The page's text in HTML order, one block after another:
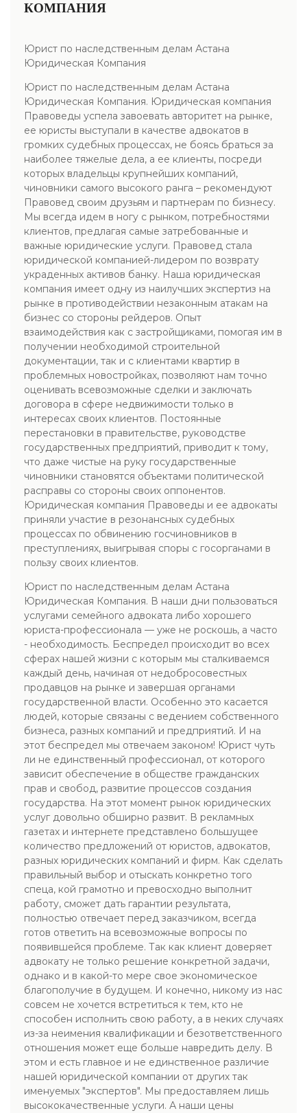
КОМПАНИЯ
Юрист по наследственным делам Астана
Юридическая Компания
Юрист по наследственным делам Астана
Юридическая Компания. Юридическая компания
Правоведы успела завоевать авторитет на рынке,
ее юристы выступали в качестве адвокатов в
громких судебных процессах, не боясь браться за
наиболее тяжелые дела, а ее клиенты, посреди
которых владельцы крупнейших компаний,
чиновники самого высокого ранга – рекомендуют
Правовед своим друзьям и партнерам по бизнесу.
Мы всегда идем в ногу с рынком, потребностями
клиентов, предлагая самые затребованные и
важные юридические услуги. Правовед стала
юридической компанией-лидером по возврату
украденных активов банку. Наша юридическая
компания имеет одну из наилучших экспертиз на
рынке в противодействии незаконным атакам на
бизнес со стороны рейдеров. Опыт
взаимодействия как с застройщиками, помогая им в
получении необходимой строительной
документации, так и с клиентами квартир в
проблемных новостройках, позволяют нам точно
оценивать всевозможные сделки и заключать
договора в сфере недвижимости только в
интересах своих клиентов. Постоянные
перестановки в правительстве, руководстве
государственных предприятий, приводит к тому,
что даже чистые на руку государственные
чиновники становятся объектами политической
расправы со стороны своих оппонентов.
Юридическая компания Правоведы и ее адвокаты
приняли участие в резонансных судебных
процессах по обвинению госчиновников в
преступлениях, выигрывая споры с госорганами в
пользу своих клиентов.
Юрист по наследственным делам Астана
Юридическая Компания. В наши дни пользоваться
услугами семейного адвоката либо хорошего
юриста-профессионала — уже не роскошь, а часто
- необходимость. Беспредел происходит во всех
сферах нашей жизни с которым мы сталкиваемся
каждый день, начиная от недобросовестных
продавцов на рынке и завершая органами
государственной власти. Особенно это касается
людей, которые связаны с ведением собственного
бизнеса, разных компаний и предприятий. И на
этот беспредел мы отвечаем законом! Юрист чуть
ли не единственный профессионал, от которого
зависит обеспечение в обществе гражданских
прав и свобод, развитие процессов создания
государства. На этот момент рынок юридических
услуг довольно обширно развит. В рекламных
газетах и интернете представлено большущее
количество предложений от юристов, адвокатов,
разных юридических компаний и фирм. Как сделать
правильный выбор и отыскать конкретно того
спеца, кой грамотно и превосходно выполнит
работу, сможет дать гарантии результата,
полностью отвечает перед заказчиком, всегда
готов ответить на всевозможные вопросы по
появившейся проблеме. Так как клиент доверяет
адвокату не только решение конкретной задачи,
однако и в какой-то мере свое экономическое
благополучие в будущем. И конечно, никому из нас
совсем не хочется встретиться к тем, кто не
способен исполнить свою работу, а в неких случаях
из-за неимения квалификации и безответственного
отношения может еще больше навредить делу. В
этом и есть главное и не единственное различие
нашей юридической компании от других так
именуемых "экспертов". Мы предоставляем лишь
высококачественные услуги. А наши цены